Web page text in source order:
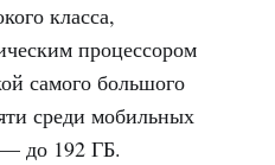
класса,
процессором
самого большого
среди мобильных
до 192 ГБ.